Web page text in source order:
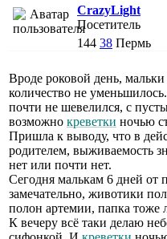
CrazyLight
Посетитель
144 38 Пермь
Вроде роковой день,
количество не
почти не шевелился, с
возможно креветки ночью
Пришла к выводу, что в
родителем, выживаемость
нет или почти нет.
Сегодня малькам 6 дней от
замечательно, животики
полон артемии, папка тоже
К вечеру всё таки делаю